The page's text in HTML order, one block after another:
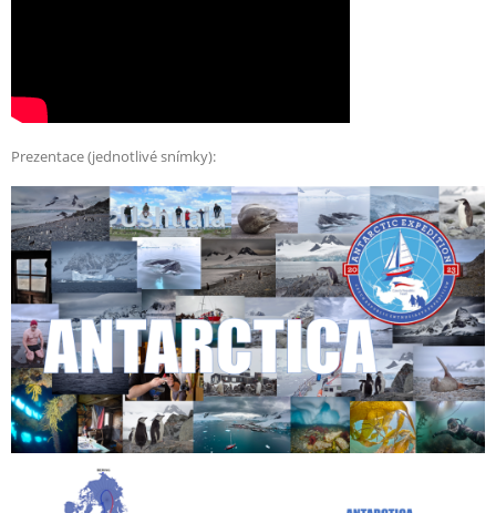
Prezentace (jednotlivé snímky):